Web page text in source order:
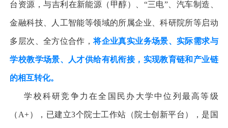
台资源，与吉利在新能源（甲醇）、 “三电”、汽车制造、
金融科技、人工智能等领域的所属企业、科研院所等启动
多层次、全方位合作，将企业真实业务场景、实际需求与
学校教学场景、人才供给有机衔接，实现教育链和产业链
的相互转化。
学校科研竞争力在全国民办大学中位列最高等级
（ A+），已建立3个院士工作站（院士创新平台），是国